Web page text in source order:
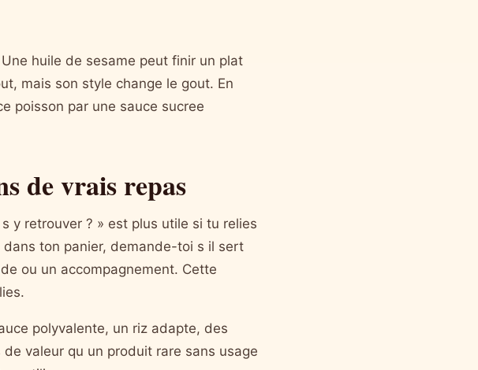
huile de sesame peut finir un plat
mais son style change le gout. En
poisson par une sauce sucree
de vrais repas
y retrouver ? » est plus utile si tu relies
ton panier, demande-toi s il sert
ou un accompagnement. Cette
polyvalente, un riz adapte, des
valeur qu un produit rare sans usage